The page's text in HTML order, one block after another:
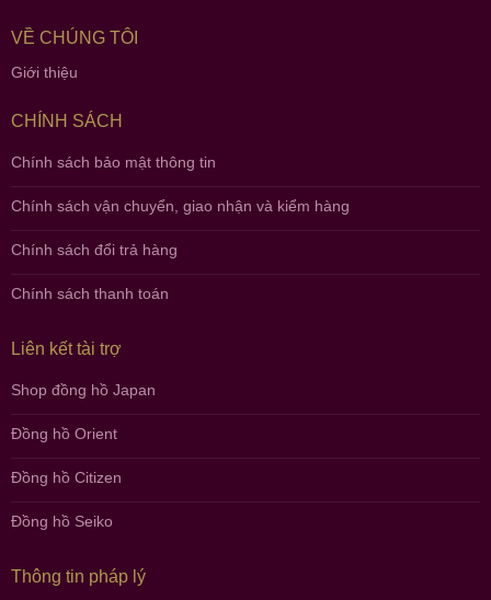
VỀ CHÚNG TÔI
Giới thiệu
CHÍNH SÁCH
Chính sách bảo mật thông tin
Chính sách vận chuyển, giao nhận và kiểm hàng
Chính sách đổi trả hàng
Chính sách thanh toán
Liên kết tài trợ
Shop đồng hồ Japan
Đồng hồ Orient
Đồng hồ Citizen
Đồng hồ Seiko
Thông tin pháp lý